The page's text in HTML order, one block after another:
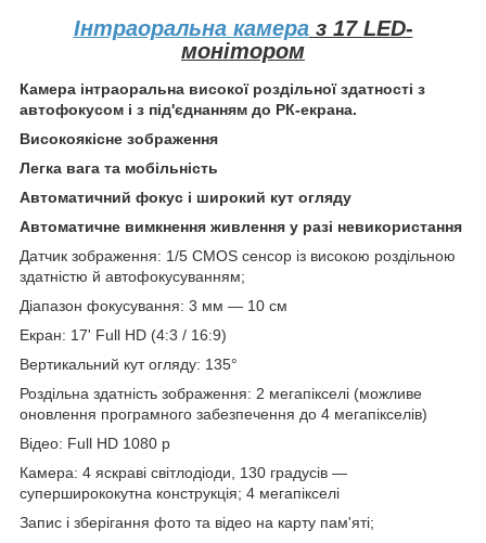
Інтраоральна камераз 17 LED-
монітором
Камера інтраоральна високої роздільної здатності з
автофокусом і з під'єднанням до РК-екрана.
Високоякісне зображення
Легка вага та мобільність
Автоматичний фокус і широкий кут огляду
Автоматичне вимкнення живлення у разі невикористання
Датчик зображення: 1/5 CMOS сенсор із високою роздільною
здатністю й автофокусуванням;
Діапазон фокусування: 3 мм — 10 см
Екран: 17' Full HD (4:3 / 16:9)
Вертикальний кут огляду: 135°
Роздільна здатність зображення: 2 мегапікселі (можливе
оновлення програмного забезпечення до 4 мегапікселів)
Відео: Full HD 1080 p
Камера: 4 яскраві світлодіоди, 130 градусів —
суперширококутна конструкція; 4 мегапікселі
Запис і зберігання фото та відео на карту пам'яті;